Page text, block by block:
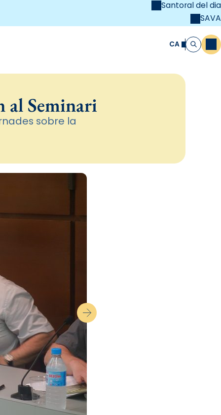
Santoral del dia
SAVA
Cristiana CA Cerca
al Seminari
sobre la